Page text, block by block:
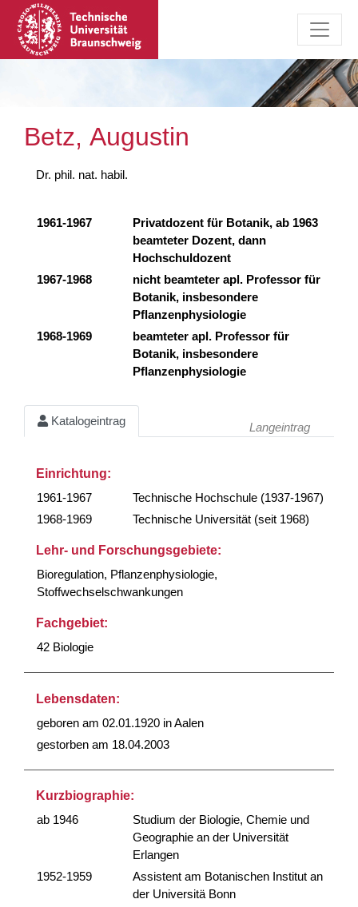
Betz, Augustin
Dr. phil. nat. habil.
1961-1967
Privatdozent für Botanik, ab 1963
beamteter Dozent, dann
Hochschuldozent
1967-1968
nicht beamteter apl. Professor für
Botanik, insbesondere
Pflanzenphysiologie
1968-1969
beamteter apl. Professor für
Botanik, insbesondere
Pflanzenphysiologie
Katalogeintrag Langeintrag
Einrichtung:
1961-1967
Technische Hochschule (1937-1967)
1968-1969
Technische Universität (seit 1968)
Lehr- und Forschungsgebiete:
Bioregulation, Pflanzenphysiologie,
Stoffwechselschwankungen
Fachgebiet:
42 Biologie
Lebensdaten:
geboren am 02.01.1920 in Aalen
gestorben am 18.04.2003
Kurzbiographie:
ab 1946
Studium der Biologie, Chemie und
Geographie an der Universität
Erlangen
1952-1959
Assistent am Botanischen Institut an
der Universitä Bonn